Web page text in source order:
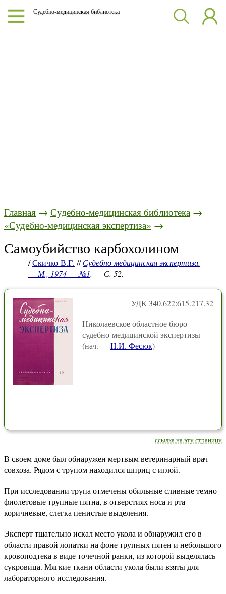
Судебно-медицинская библиотека
Главная → Судебно-медицинская библиотека →
«Судебно-медицинская экспертиза» →
Самоубийство карбохолином
/Скичко В.Г. //Судебно-медицинская экспертиза.
— М., 1974 — №1. — С. 52.
УДК 340.622:615.217.32
Николаевское областное бюро
судебно-медицинской экспертизы
(нач. —Н.И. Фесюк)
ссылка на эту страницу
В своем доме был обнаружен мертвым ветеринарный врач
совхоза. Рядом с трупом находился шприц с иглой.
При исследовании трупа отмечены обильные сливные темно-
фиолетовые трупные пятна, в отверстиях носа и рта —
коричневые, слегка пенистые выделения.
Эксперт тщательно искал место укола и обнаружил его в
области правой лопатки на фоне трупных пятен и небольшого
кровоподтека в виде точечной ранки, из которой выделялась
сукровица. Мягкие ткани области укола были взяты для
лабораторного исследования.